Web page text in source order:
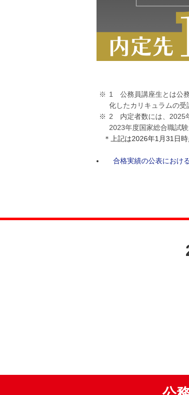
1 公務員講座生とは公
化したカリキュラムの受
2 内定者数には、2025
2023年度国家総合職試
＊上記は2026年1月31日時
合格実績の公表におけ